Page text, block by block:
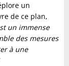
un
de ce plan,
un immense
des mesures
à une